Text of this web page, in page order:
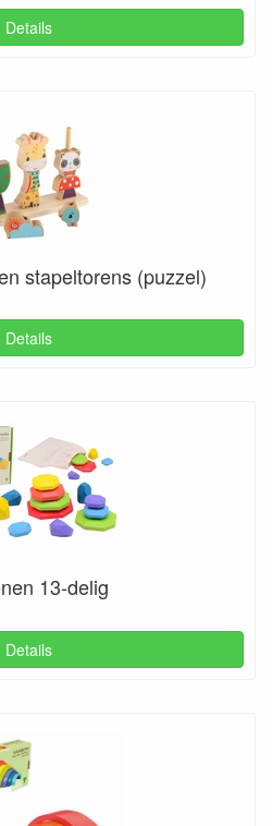
Details
stapeltorens (puzzel)
Details
13-delig
Details